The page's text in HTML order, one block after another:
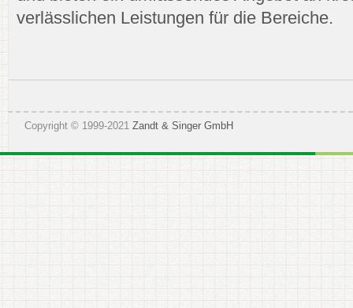
verlässlichen Leistungen für die Bereiche.
Copyright © 1999-2021 Zandt & Singer GmbH